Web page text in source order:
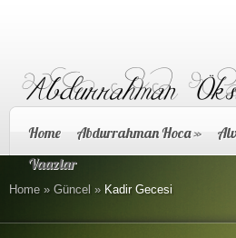
Home Abdurrahman Hoca»
Vaazlar
Home » Güncel » Kadir Gecesi